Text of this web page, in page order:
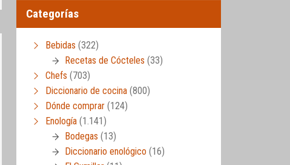
Categorías
Bebidas (322)
Recetas de Cócteles (33)
Chefs (703)
Diccionario de cocina (800)
Dónde comprar (124)
Enología (1.141)
Bodegas (13)
Diccionario enológico (16)